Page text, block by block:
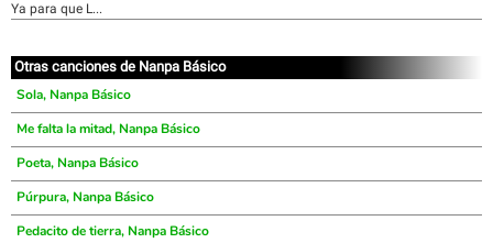
Ya para que L...
Otras canciones de Nanpa Básico
Sola, Nanpa Básico
Me falta la mitad, Nanpa Básico
Poeta, Nanpa Básico
Púrpura, Nanpa Básico
Pedacito de tierra, Nanpa Básico